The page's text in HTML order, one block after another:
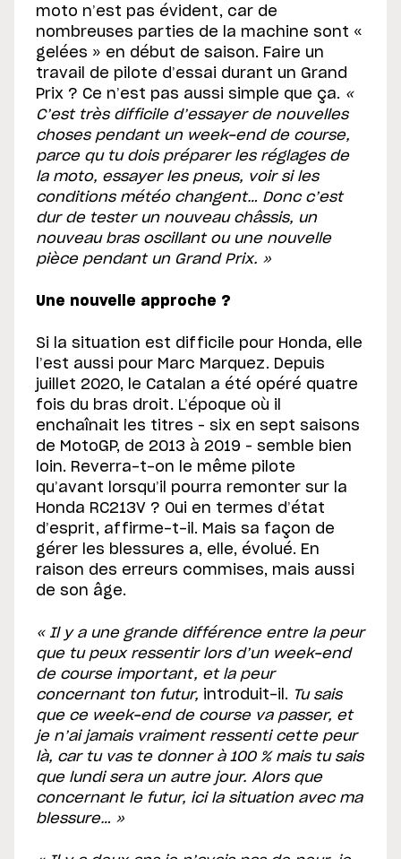
moto n’est pas évident, car de
nombreuses parties de la machine sont «
gelées » en début de saison. Faire un
travail de pilote d’essai durant un Grand
Prix ? Ce n’est pas aussi simple que ça. «
C’est très difficile d’essayer de nouvelles
choses pendant un week-end de course,
parce qu tu dois préparer les réglages de
la moto, essayer les pneus, voir si les
conditions météo changent… Donc c’est
dur de tester un nouveau châssis, un
nouveau bras oscillant ou une nouvelle
pièce pendant un Grand Prix. »
Une nouvelle approche ?
Si la situation est difficile pour Honda, elle
l’est aussi pour Marc Marquez. Depuis
juillet 2020, le Catalan a été opéré quatre
fois du bras droit. L’époque où il
enchaînait les titres – six en sept saisons
de MotoGP, de 2013 à 2019 – semble bien
loin. Reverra-t-on le même pilote
qu’avant lorsqu’il pourra remonter sur la
Honda RC213V ? Oui en termes d’état
d’esprit, affirme-t-il. Mais sa façon de
gérer les blessures a, elle, évolué. En
raison des erreurs commises, mais aussi
de son âge.
« Il y a une grande différence entre la peur
que tu peux ressentir lors d’un week-end
de course important, et la peur
concernant ton futur, introduit-il. Tu sais
que ce week-end de course va passer, et
je n’ai jamais vraiment ressenti cette peur
là, car tu vas te donner à 100 % mais tu sais
que lundi sera un autre jour. Alors que
concernant le futur, ici la situation avec ma
blessure… »